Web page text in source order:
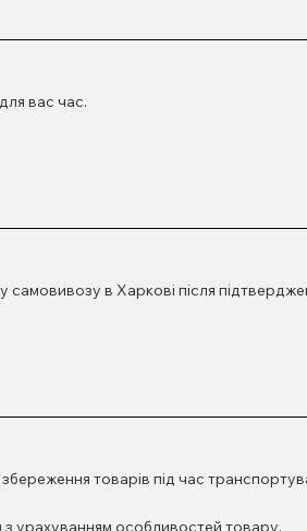
вас час.
самовивозу в Харкові після
товарів під час
з урахуванням особливостей товару.